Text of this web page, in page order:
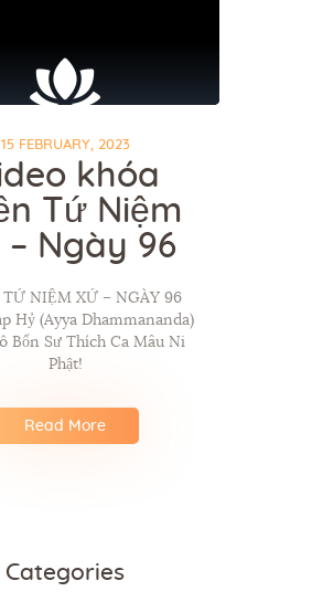
15 FEBRUARY, 2023
khóa
Tứ Niệm
– Ngày 96
NIỆM XỨ – NGÀY 96
Hỷ (Ayya Dhammananda)
Bổn Sư Thích Ca Mâu Ni
Phật!
Read More
Categories